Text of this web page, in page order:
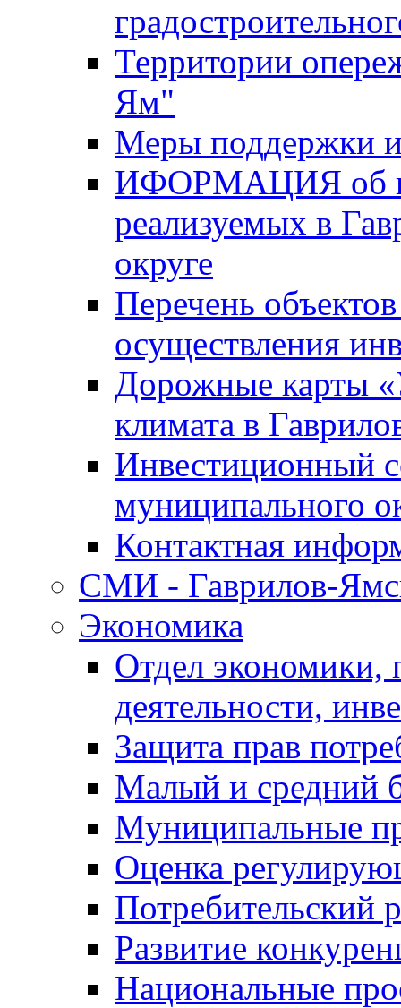
Территории
Ям"
Меры поддержки
ИФОРМАЦИЯ об
реализуемых в
округе
Перечень
осуществления
Дорожные карты
климата в
Инвестиционный
муниципального
Контактная
СМИ - Гаврилов-
Экономика
Отдел экономики,
деятельности,
Защита прав
Малый и средний
Муниципальные
Оценка
Потребительский
Развитие
Национальные